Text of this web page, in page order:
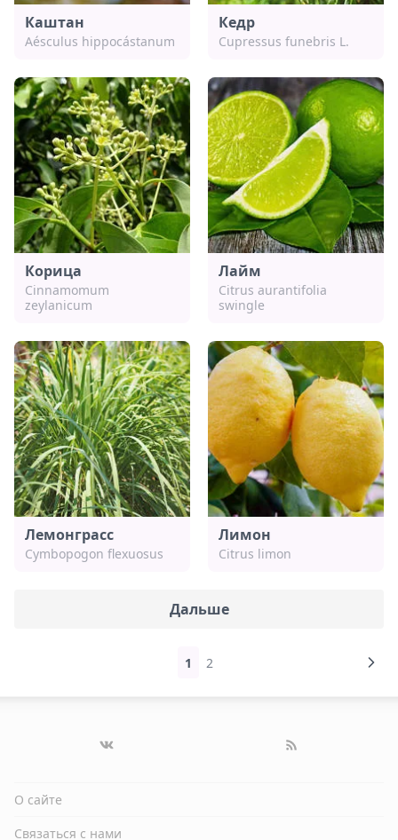
Каштан
Aésculus hippocástanum
Кедр
Cupressus funebris L.
Корица
Cinnamomum
zeylanicum
Лайм
Citrus aurantifolia
swingle
Лемонграсс
Cymbopogon flexuosus
Лимон
Citrus limon
Дальше
1 2
О сайте
Связаться с нами